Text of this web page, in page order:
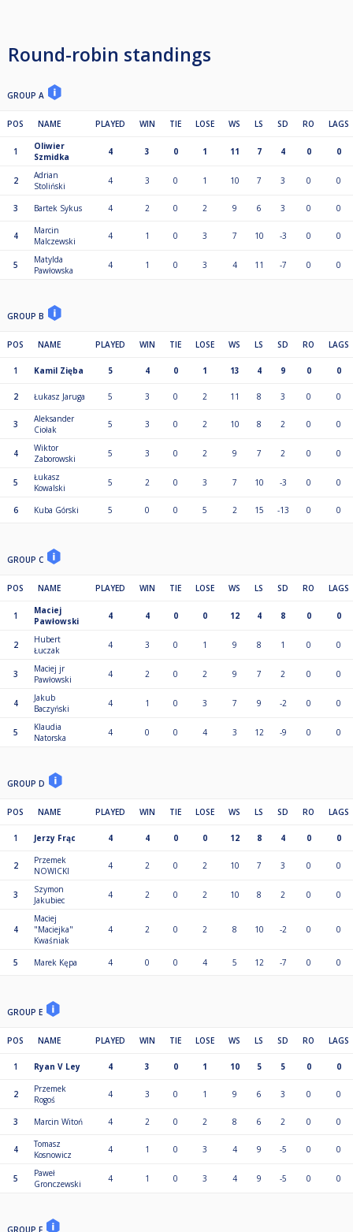
Round-robin standings
GROUP A
POS NAME PLAYED WIN TIE LOSE WS LS SD RO LAGS
1
Oliwier
Szmidka
4 3 0 1 11 7 4 0 0
2
Adrian
Stoliński
4 3 0 1 10 7 3 0 0
3 Bartek Sykus 4 2 0 2 9 6 3 0 0
4
Marcin
Malczewski
4 1 0 3 7 10 -3 0 0
5
Matylda
Pawłowska
4 1 0 3 4 11 -7 0 0
GROUP B
POS NAME PLAYED WIN TIE LOSE WS LS SD RO LAGS
1 Kamil Zięba 5 4 0 1 13 4 9 0 0
2 Łukasz Jaruga 5 3 0 2 11 8 3 0 0
3
Aleksander
Ciołak
5 3 0 2 10 8 2 0 0
4
Wiktor
Zaborowski
5 3 0 2 9 7 2 0 0
5
Łukasz
Kowalski
5 2 0 3 7 10 -3 0 0
6 Kuba Górski 5 0 0 5 2 15 -13 0 0
GROUP C
POS NAME PLAYED WIN TIE LOSE WS LS SD RO LAGS
1
Maciej
Pawłowski
4 4 0 0 12 4 8 0 0
2
Hubert
Łuczak
4 3 0 1 9 8 1 0 0
3
Maciej jr
Pawłowski
4 2 0 2 9 7 2 0 0
4
Jakub
Baczyński
4 1 0 3 7 9 -2 0 0
5
Klaudia
Natorska
4 0 0 4 3 12 -9 0 0
GROUP D
POS NAME PLAYED WIN TIE LOSE WS LS SD RO LAGS
1 Jerzy Frąc 4 4 0 0 12 8 4 0 0
2
Przemek
NOWICKI
4 2 0 2 10 7 3 0 0
3
Szymon
Jakubiec
4 2 0 2 10 8 2 0 0
4
Maciej
"Maciejka"
Kwaśniak
4 2 0 2 8 10 -2 0 0
5 Marek Kępa 4 0 0 4 5 12 -7 0 0
GROUP E
POS NAME PLAYED WIN TIE LOSE WS LS SD RO LAGS
1 Ryan V Ley 4 3 0 1 10 5 5 0 0
2
Przemek
Rogoś
4 3 0 1 9 6 3 0 0
3 Marcin Witoń 4 2 0 2 8 6 2 0 0
4
Tomasz
Kosnowicz
4 1 0 3 4 9 -5 0 0
5
Paweł
Gronczewski
4 1 0 3 4 9 -5 0 0